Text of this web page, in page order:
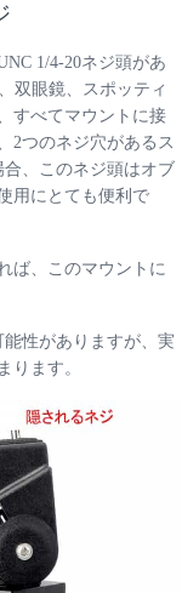
1/4-20ネジ頭があ
双眼鏡、スポッティ
すべてマウントに接
2つのネジ穴があるス
、このネジ頭はオブ
用にとても便利で
ば、このマウントに
性がありますが、実
ります。